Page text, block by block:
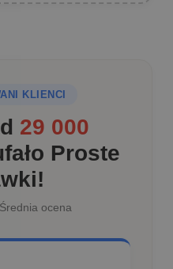
KLIENCI
29 000
Proste
ocena